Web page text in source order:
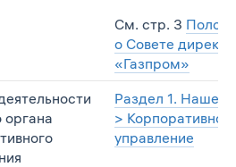
См. стр. 3
о Совете
«Газпром»
Раздел 1. Наше
> Корпоративное
управление